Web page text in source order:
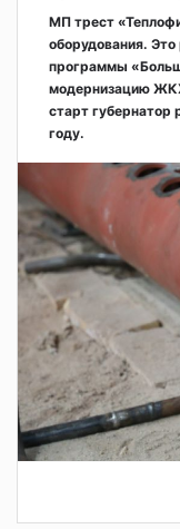
МП трест
оборудования.
программы
модернизацию
старт губернатор
году.